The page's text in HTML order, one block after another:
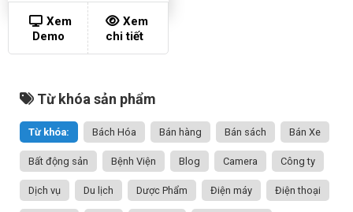
Xem
Demo
Xem
chi tiết
Từ khóa sản phẩm
Từ khóa: Bách Hóa Bán hàng Bán sách Bán Xe
Bất động sản Bệnh Viện Blog Camera Công ty
Dịch vụ Du lịch Dược Phẩm Điện máy Điện thoại